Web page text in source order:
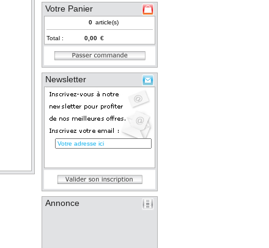
Votre Panier
article(s)
Total : €
Newsletter
Annonce